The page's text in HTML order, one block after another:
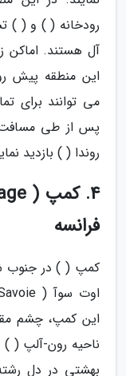
رودخانه ( ) و ( )
آل هستند. اماکن
این منطقه پیش
می توانند برای
پس از طی مسافت
روندا ( ) بازدید
فرانسه
این کمپ، چشم
ناحیه رون-آلپ (
بهشتی در دل